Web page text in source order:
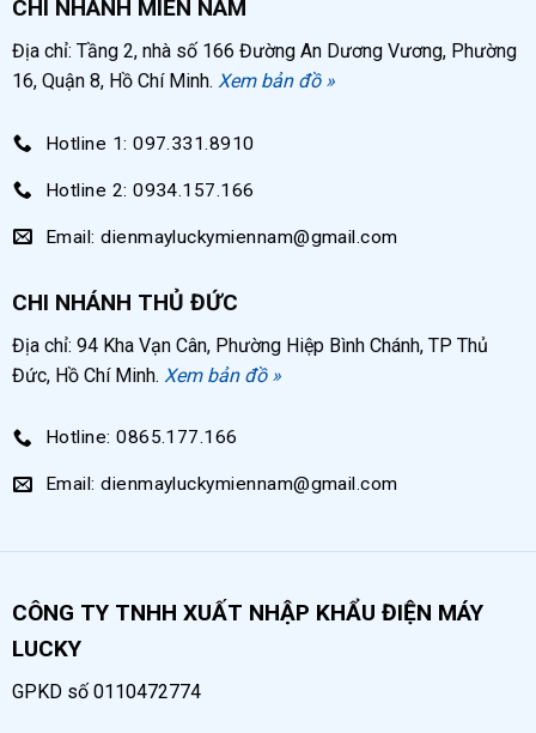
cho máy khử trùng dụng cụ, triết rót dung dịch,
sấy khô dụng cụ,…
Xưởng chế biến thực phẩm: vận hành máy hút
thực phẩm,…
Trong xưởng sơ chế thuốc: đóng bao phim
thuốc, sấy khô nguyên liệu,…
CHI NHÁNH MIỀN NAM
Địa chỉ: Tầng 2, nhà số 166 Đường An Dương Vương, Phường
16, Quận 8, Hồ Chí Minh. Xem bản đồ »
Hotline 1: 097.331.8910
Hotline 2: 0934.157.166
Email: dienmayluckymiennam@gmail.com
CHI NHÁNH THỦ ĐỨC
Địa chỉ: 94 Kha Vạn Cân, Phường Hiệp Bình Chánh, TP Thủ
Đức, Hồ Chí Minh. Xem bản đồ »
Hotline: 0865.177.166
Email: dienmayluckymiennam@gmail.com
CÔNG TY TNHH XUẤT NHẬP KHẨU ĐIỆN MÁY
LUCKY
GPKD số 0110472774